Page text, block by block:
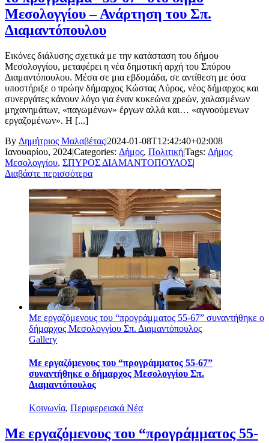
Μεσολογγίου – Ανάρτηση του Σπ.
Διαμαντόπουλου
Εικόνες διάλυσης σχετικά με την κατάσταση του δήμου
Μεσολογγίου, μεταφέρει η νέα δημοτική αρχή του Σπύρου
Διαμαντόπουλου. Μέσα σε μια εβδομάδα, σε αντίθεση με όσα
υποστήριξε ο πρώην δήμαρχος Κώστας Λύρος, νέος δήμαρχος και
συνεργάτες κάνουν λόγο για έναν κυκεώνα χρεών, χαλασμένων
μηχανημάτων, «παγωμένων» έργων αλλά και… «αγνοούμενων
εργαζομένων». Η [...]
By Δημήτριος Μαλαβέτας|2024-01-08T12:42:40+02:008
Ιανουαρίου, 2024|Categories: Δήμος, Πολιτική|Tags: Δήμος
Μεσολογγίου, ΣΠΥΡΟΣ ΔΙΑΜΑΝΤΟΠΟΥΛΟΣ|
Διαβάστε περισσότερα
Με εργαζόμενους του “προγράμματος 55-67” συναντήθηκε ο
δήμαρχος Μεσολογγίου Σπ. Διαμαντόπουλος
Gallery
Με εργαζόμενους του “προγράμματος 55-67”
συναντήθηκε ο δήμαρχος Μεσολογγίου Σπ.
Διαμαντόπουλος
Κοινωνία, Περιφερειακά Νέα
Με εργαζόμενους του “προγράμματος 55-